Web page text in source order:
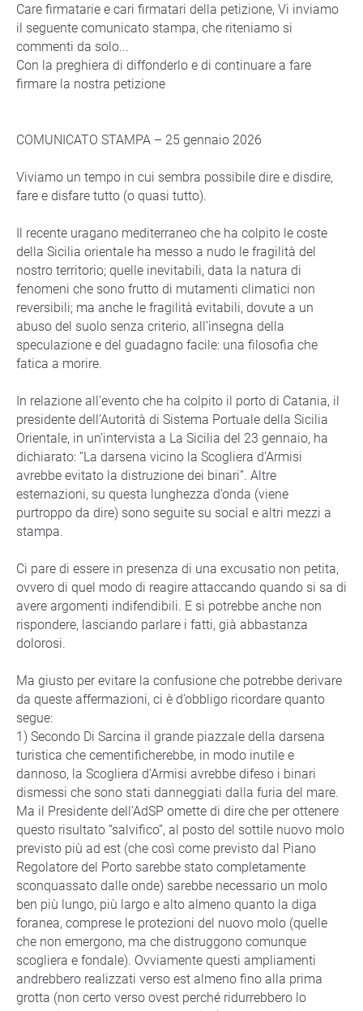
Care firmatarie e cari firmatari della petizione, Vi inviamo
il seguente comunicato stampa, che riteniamo si
commenti da solo...
Con la preghiera di diffonderlo e di continuare a fare
firmare la nostra petizione
COMUNICATO STAMPA – 25 gennaio 2026
Viviamo un tempo in cui sembra possibile dire e disdire,
fare e disfare tutto (o quasi tutto).
Il recente uragano mediterraneo che ha colpito le coste
della Sicilia orientale ha messo a nudo le fragilità del
nostro territorio; quelle inevitabili, data la natura di
fenomeni che sono frutto di mutamenti climatici non
reversibili; ma anche le fragilità evitabili, dovute a un
abuso del suolo senza criterio, all’insegna della
speculazione e del guadagno facile: una filosofia che
fatica a morire.
In relazione all’evento che ha colpito il porto di Catania, il
presidente dell’Autorità di Sistema Portuale della Sicilia
Orientale, in un’intervista a La Sicilia del 23 gennaio, ha
dichiarato: “La darsena vicino la Scogliera d’Armisi
avrebbe evitato la distruzione dei binari”. Altre
esternazioni, su questa lunghezza d’onda (viene
purtroppo da dire) sono seguite su social e altri mezzi a
stampa.
Ci pare di essere in presenza di una excusatio non petita,
ovvero di quel modo di reagire attaccando quando si sa di
avere argomenti indifendibili. E si potrebbe anche non
rispondere, lasciando parlare i fatti, già abbastanza
dolorosi.
Ma giusto per evitare la confusione che potrebbe derivare
da queste affermazioni, ci è d’obbligo ricordare quanto
segue:
1) Secondo Di Sarcina il grande piazzale della darsena
turistica che cementificherebbe, in modo inutile e
dannoso, la Scogliera d’Armisi avrebbe difeso i binari
dismessi che sono stati danneggiati dalla furia del mare.
Ma il Presidente dell’AdSP omette di dire che per ottenere
questo risultato “salvifico”, al posto del sottile nuovo molo
previsto più ad est (che così come previsto dal Piano
Regolatore del Porto sarebbe stato completamente
sconquassato dalle onde) sarebbe necessario un molo
ben più lungo, più largo e alto almeno quanto la diga
foranea, comprese le protezioni del nuovo molo (quelle
che non emergono, ma che distruggono comunque
scogliera e fondale). Ovviamente questi ampliamenti
andrebbero realizzati verso est almeno fino alla prima
grotta (non certo verso ovest perché ridurrebbero lo